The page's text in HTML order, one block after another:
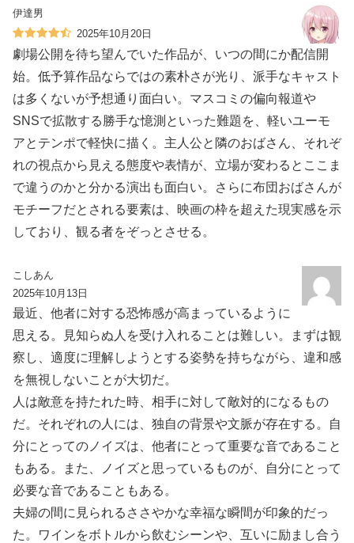
伊達男
2025年10月20日
劇場公開を待ち望んでいた作品が、いつの間にか配信開
始。低予算作品ならではの素朴さが光り、派手なキャスト
は多くないが予想通り面白い。マスコミの偏向報道や
SNSで拡散する勝手な憶測といった難題を、軽いユーモ
アとテンポで軽快に描く。主人公と隣のおばさん、それぞ
れの視点から見える態度や表情が、立場が変わるとここま
で違うのかと分かる演出も面白い。さらに布団おばさんが
モチーフだとされる要素は、映画の枠を超えた現実感を示
しており、観る者をぞっとさせる。
こしあん
2025年10月13日
最近、他者に対する恐怖感が高まっているように
思える。見知らぬ人を受け入れることは難しい。まずは観
察し、適度に理解しようとする姿勢を持ちながら、違和感
を無視しないことが大切だ。
人は敵意を持たれた時、相手に対して敵対的になるもの
だ。それぞれの人には、独自の背景や文脈が存在する。自
分にとってのノイズは、他者にとって重要な音であること
もある。また、ノイズと思っているものが、自分にとって
必要な音であることもある。
夫婦の間に見られるささやかな幸福な瞬間が印象的だっ
た。ワインをボトルから飲むシーンや、互いに励まし合う